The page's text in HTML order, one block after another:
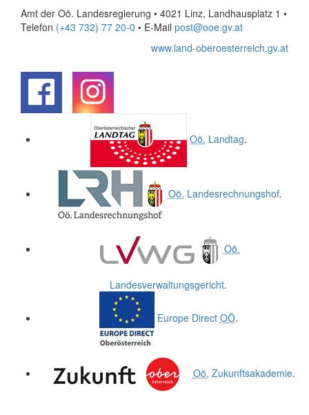
Amt der Oö. Landesregierung • 4021 Linz, Landhausplatz 1 •
Telefon (+43 732) 77 20-0 • E-Mail post@ooe.gv.at
www.land-oberoesterreich.gv.at
Oö. Landtag.
Oö. Landesrechnungshof.
Oö.
Landesverwaltungsgericht.
Europe Direct OÖ.
Oö. Zukunftsakademie.